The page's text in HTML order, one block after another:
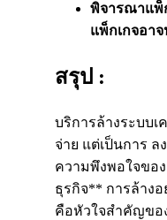
พิจารณาแพ็
แพ็กเกจอา
สรุป :
บริการล้างระบบเ
จ่าย แต่เป็นการ
ความพึงพอใจขอ
ธุรกิจ** การล้าง
คือหัวใจสำคัญขอ